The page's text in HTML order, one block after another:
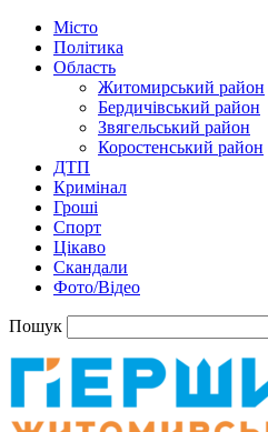
Місто
Політика
Область
Житомирський район
Бердичівський район
Звягельський район
Коростенський район
ДТП
Кримінал
Гроші
Спорт
Цікаво
Скандали
Фото/Відео
Пошук